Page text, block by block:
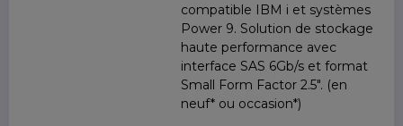
compatible IBM i et systèmes
Power 9. Solution de stockage
haute performance avec
interface SAS 6Gb/s et format
Small Form Factor 2.5". (en
neuf* ou occasion*)